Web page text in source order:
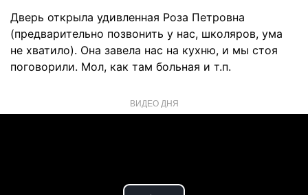
Дверь открыла удивленная Роза Петровна
(предварительно позвонить у нас, школяров, ума
не хватило). Она завела нас на кухню, и мы стоя
поговорили. Мол, как там больная и т.п.
ВИДЕО ДНЯ